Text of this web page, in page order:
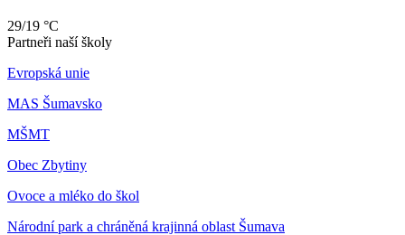
29/19 °C
Partneři naší školy
Evropská unie
MAS Šumavsko
MŠMT
Obec Zbytiny
Ovoce a mléko do škol
Národní park a chráněná krajinná oblast Šumava